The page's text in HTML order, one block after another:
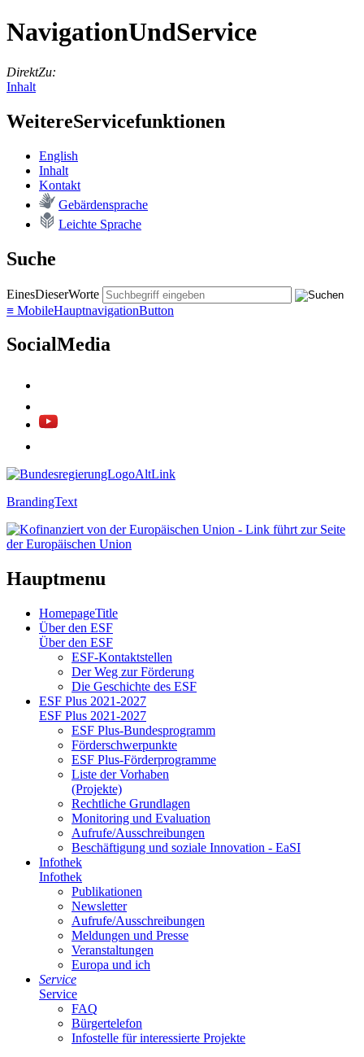
NavigationUndService
DirektZu:
Inhalt
WeitereServicefunktionen
English
In­halt
Kon­takt
Ge­bär­den­spra­che
Leich­te Spra­che
Suche
EinesDieserWorte
≡ MobileHauptnavigationButton
SocialMedia
BrandingText
Hauptmenu
HomepageTitle
Über den ESF
Über den ESF
ESF-Kon­takt­stel­len
Der Weg zur För­de­rung
Die Ge­schich­te des ESF
ESF Plus 2021-2027
ESF Plus 2021-2027
ESF Plus-Bun­des­pro­gramm
För­der­schwer­punk­te
ESF Plus-För­der­pro­gram­me
Lis­te der Vor­ha­ben
(Pro­jek­te)
Recht­li­che Grund­la­gen
Mo­ni­to­ring und Eva­lua­ti­on
Auf­ru­fe/Aus­schrei­bun­gen
Be­schäf­ti­gung und so­zia­le In­no­va­ti­on - Ea­SI
In­fo­thek
In­fo­thek
Pu­bli­ka­tio­nen
Newslet­ter
Auf­ru­fe/Aus­schrei­bun­gen
Mel­dun­gen und Pres­se
Ver­an­stal­tun­gen
Eu­ro­pa und ich
Ser­vice
Ser­vice
FAQ
Bür­ger­te­le­fon
In­fo­stel­le für in­ter­es­sier­te Pro­jek­te